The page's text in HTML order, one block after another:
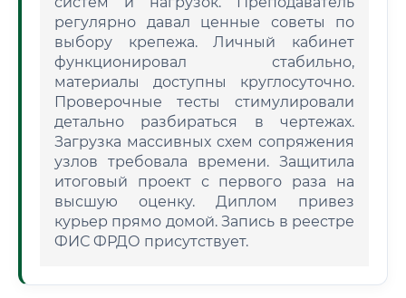
регулярно давал ценные советы по
выбору крепежа. Личный кабинет
функционировал стабильно,
материалы доступны круглосуточно.
Проверочные тесты стимулировали
детально разбираться в чертежах.
Загрузка массивных схем сопряжения
узлов требовала времени. Защитила
итоговый проект с первого раза на
высшую оценку. Диплом привез
курьер прямо домой. Запись в реестре
ФИС ФРДО присутствует.